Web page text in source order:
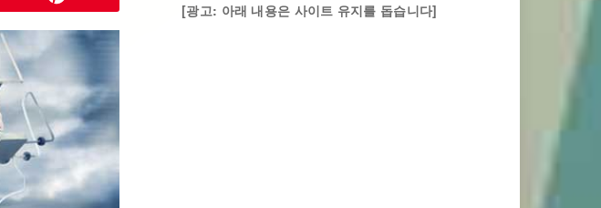
[광고: 아래 내용은 사이트 유지를 돕습니다]